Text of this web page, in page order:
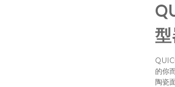
的你
陶瓷